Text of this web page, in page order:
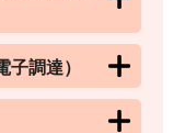
子調達）